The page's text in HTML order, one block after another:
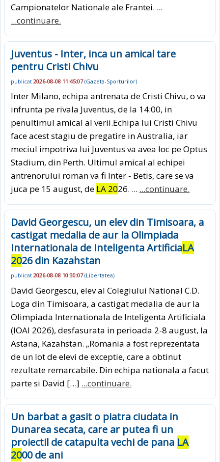
Campionatelor Nationale ale Frantei. ...
...continuare.
Juventus - Inter, inca un amical tare
pentru Cristi Chivu
publicat 2026-08-08 11:45:07(Gazeta-Sporturilor)
Inter Milano, echipa antrenata de Cristi Chivu, o va
infrunta pe rivala Juventus, de la 14:00, in
penultimul amical al verii.Echipa lui Cristi Chivu
face acest stagiu de pregatire in Australia, iar
meciul impotriva lui Juventus va avea loc pe Optus
Stadium, din Perth. Ultimul amical al echipei
antrenorului roman va fi Inter - Betis, care se va
juca pe 15 august, de LA 2026. ... ...continuare.
David Georgescu, un elev din Timisoara, a
castigat medalia de aur la Olimpiada
Internationala de Inteligenta ArtificiaLA
2026 din Kazahstan
publicat 2026-08-08 10:30:07(Libertatea)
David Georgescu, elev al Colegiului National C.D.
Loga din Timisoara, a castigat medalia de aur la
Olimpiada Internationala de Inteligenta Artificiala
(IOAI 2026), desfasurata in perioada 2-8 august, la
Astana, Kazahstan. „Romania a fost reprezentata
de un lot de elevi de exceptie, care a obtinut
rezultate remarcabile. Din echipa nationala a facut
parte si David […] ...continuare.
Un barbat a gasit o piatra ciudata in
Dunarea secata, care ar putea fi un
proiectil de catapulta vechi de pana LA
2000 de ani